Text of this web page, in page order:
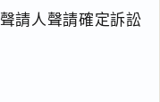
請人聲請確定訴訟